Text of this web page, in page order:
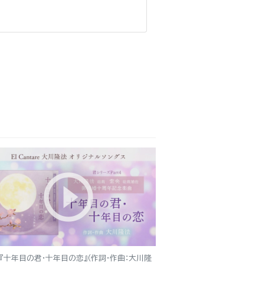
『十年目の君・十年目の恋』（作詞・作曲：大川隆